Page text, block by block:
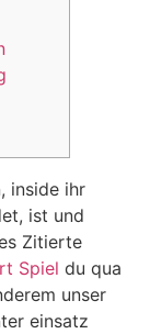
inside ihr
ist und
Zitierte
Spiel du qua
unser
einsatz